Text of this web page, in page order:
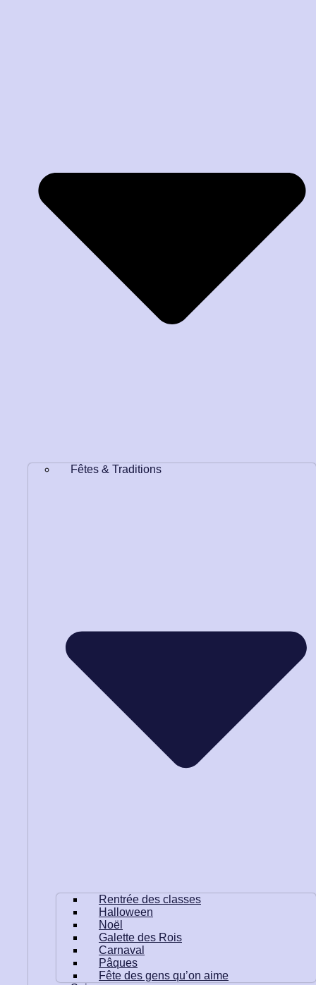
Fêtes & Traditions
Rentrée des classes
Halloween
Noël
Galette des Rois
Carnaval
Pâques
Fête des gens qu’on aime